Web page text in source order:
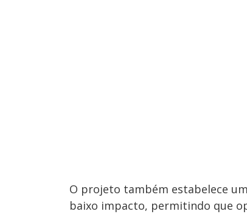
O projeto também estabelece
baixo impacto, permitindo que